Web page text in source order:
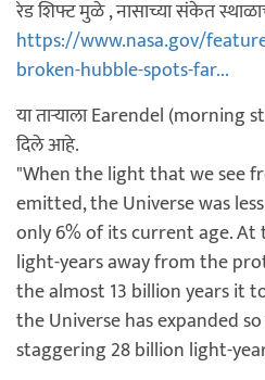
रेड शिफ्ट मुळे , नासाच्या संकेत
https://www.nasa.gov/
broken-hubble-spots-far...
या तार्‍याला Earendel
दिले आहे.
"When the light that we see
emitted, the Universe was
only 6% of its current age.
light-years away from the
the almost 13 billion years it
the Universe has expanded
staggering 28 billion light-